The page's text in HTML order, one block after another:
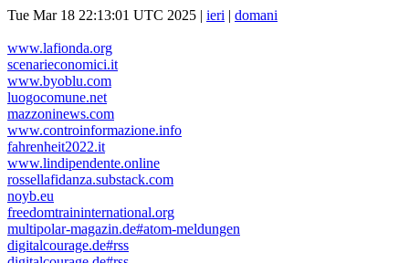
Tue Mar 18 22:13:01 UTC 2025 | ieri | domani
www.lafionda.org
scenarieconomici.it
www.byoblu.com
luogocomune.net
mazzoninews.com
www.controinformazione.info
fahrenheit2022.it
www.lindipendente.online
rossellafidanza.substack.com
noyb.eu
freedomtraininternational.org
multipolar-magazin.de#atom-meldungen
digitalcourage.de#rss